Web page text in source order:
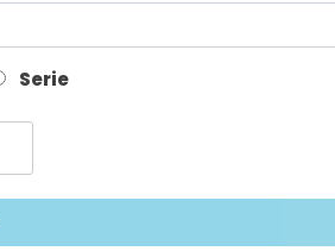
Serie